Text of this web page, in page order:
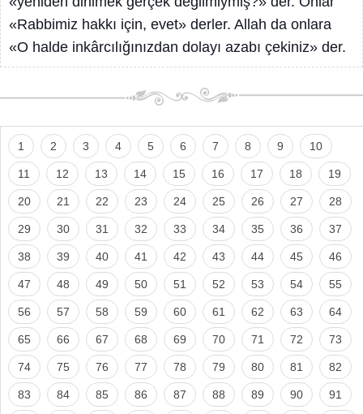
«Rabbimiz hakkı için, evet» derler. Allah da onlara
«O halde inkârcılığınızdan dolayı azabı çekiniz» der.
1 2 3 4 5 6 7 8 9 10
11 12 13 14 15 16 17 18 19
20 21 22 23 24 25 26 27 28
29 30 31 32 33 34 35 36 37
38 39 40 41 42 43 44 45 46
47 48 49 50 51 52 53 54 55
56 57 58 59 60 61 62 63 64
65 66 67 68 69 70 71 72 73
74 75 76 77 78 79 80 81 82
83 84 85 86 87 88 89 90 91